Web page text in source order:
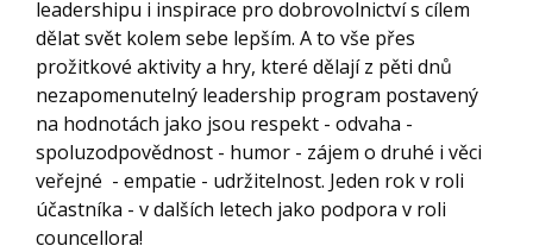
leadershipu i inspirace pro dobrovolnictví s cílem
dělat svět kolem sebe lepším. A to vše přes
prožitkové aktivity a hry, které dělají z pěti dnů
nezapomenutelný leadership program postavený
na hodnotách jako jsou respekt - odvaha -
spoluzodpovědnost - humor - zájem o druhé i věci
veřejné - empatie - udržitelnost. Jeden rok v roli
účastníka - v dalších letech jako podpora v roli
councellora!